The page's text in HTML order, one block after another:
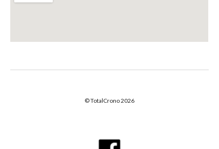
© TotalCrono 2026